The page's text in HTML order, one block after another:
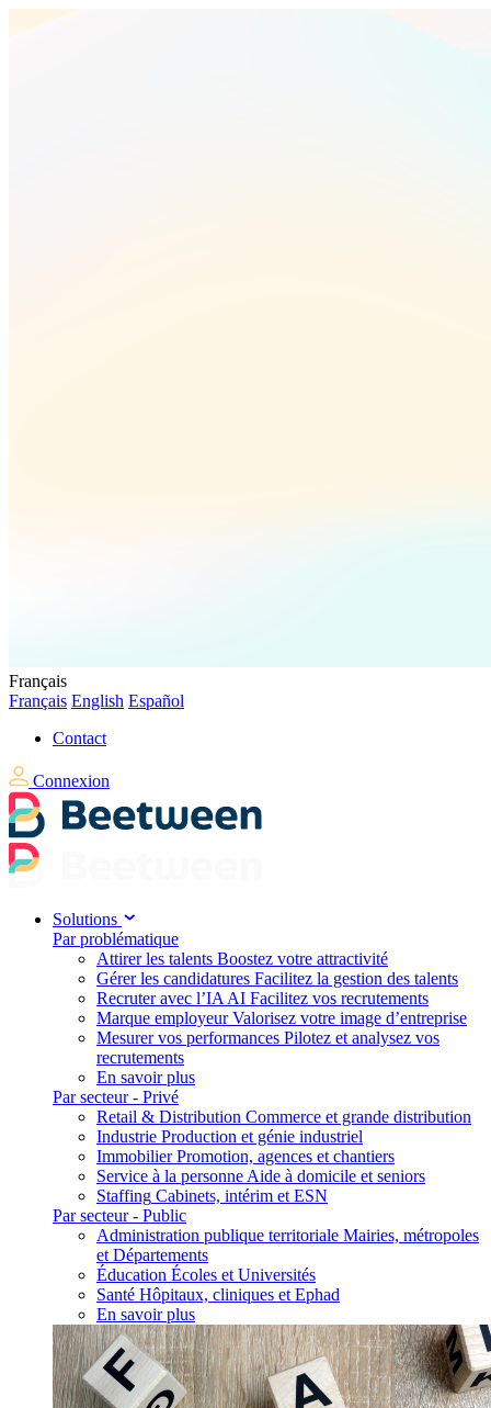
Français
Français English Español
Contact
Connexion
Solutions
Par problématique
Attirer les talents Boostez votre attractivité
Gérer les candidatures Facilitez la gestion des talents
Recruter avec l’IA AI Facilitez vos recrutements
Marque employeur Valorisez votre image d’entreprise
Mesurer vos performances Pilotez et analysez vos
recrutements
En savoir plus
Par secteur - Privé
Retail & Distribution Commerce et grande distribution
Industrie Production et génie industriel
Immobilier Promotion, agences et chantiers
Service à la personne Aide à domicile et seniors
Staffing Cabinets, intérim et ESN
Par secteur - Public
Administration publique territoriale Mairies, métropoles
et Départements
Éducation Écoles et Universités
Santé Hôpitaux, cliniques et Ephad
En savoir plus